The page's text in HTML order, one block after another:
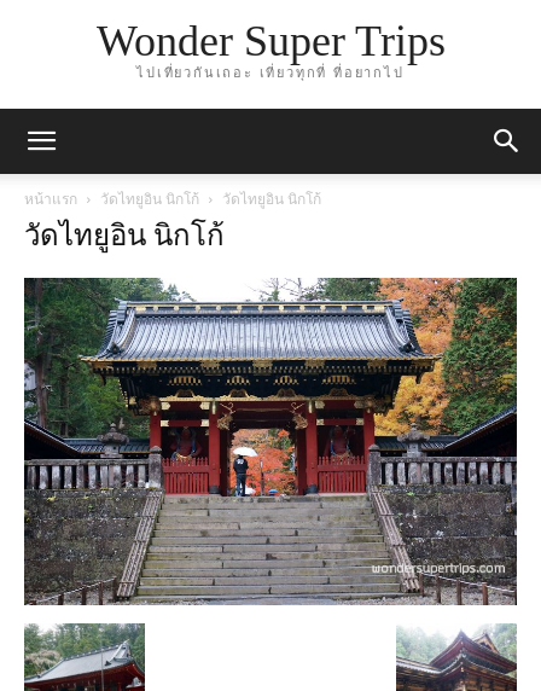
Wonder Super Trips
ไปเที่ยวกันเถอะ เที่ยวทุกที่ ที่อยากไป
หน้าแรก วัดไทยูอิน นิกโก้ วัดไทยูอิน นิกโก้
วัดไทยูอิน นิกโก้